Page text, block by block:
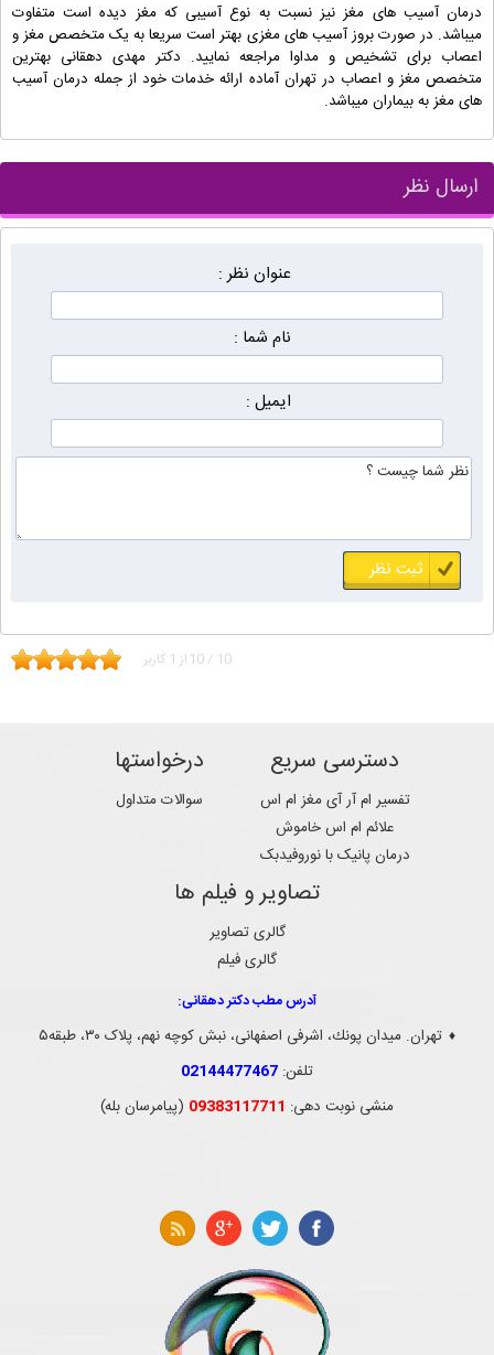
درمان آسیب های مغز نیز نسبت به نوع آسیبی که مغز دیده است متفاوت
میباشد. در صورت بروز آسیب های مغزی بهتر است سریعا به یک متخصص مغز و
اعصاب برای تشخیص و مداوا مراجعه نمایید. دکتر مهدی دهقانی بهترین
متخصص مغز و اعصاب در تهران آماده ارائه خدمات خود از جمله درمان آسیب
های مغز به بیماران میباشد.
ارسال نظر
عنوان نظر :
نام شما :
ایمیل :
10 / 10 از 1 کاربر
دسترسی سریع
تفسیر ام آر آی مغز ام اس
علائم ام اس خاموش
درمان پانیک با نوروفیدبک
درخواستها
سوالات متداول
تصاویر و فیلم ها
گالری تصاویر
گالری فیلم
آدرس مطب دکتر دهقانی:
♦ تهران. ميدان پونك، اشرفی اصفهانی، نبش کوچه نهم، پلاک ۳۰، طبقه۵
تلفن: 02144477467
منشی نوبت دهی: 09383117711 (پیامرسان بله)